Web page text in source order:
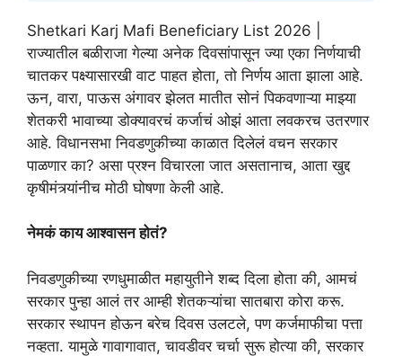
Shetkari Karj Mafi Beneficiary List 2026 |
राज्यातील बळीराजा गेल्या अनेक दिवसांपासून ज्या एका निर्णयाची
चातकर पक्ष्यासारखी वाट पाहत होता, तो निर्णय आता झाला आहे.
ऊन, वारा, पाऊस अंगावर झेलत मातीत सोनं पिकवणाऱ्या माझ्या
शेतकरी भावाच्या डोक्यावरचं कर्जाचं ओझं आता लवकरच उतरणार
आहे. विधानसभा निवडणुकीच्या काळात दिलेलं वचन सरकार
पाळणार का? असा प्रश्न विचारला जात असतानाच, आता खुद्द
कृषीमंत्र्यांनीच मोठी घोषणा केली आहे.
नेमकं काय आश्वासन होतं?
​निवडणुकीच्या रणधुमाळीत महायुतीने शब्द दिला होता की, आमचं
सरकार पुन्हा आलं तर आम्ही शेतकऱ्यांचा सातबारा कोरा करू.
सरकार स्थापन होऊन बरेच दिवस उलटले, पण कर्जमाफीचा पत्ता
नव्हता. यामुळे गावागावात, चावडीवर चर्चा सुरू होत्या की, सरकार